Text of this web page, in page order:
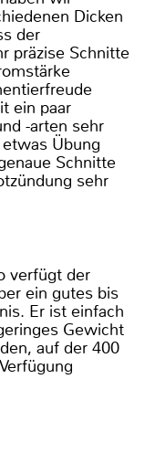
Dicken
der
präzise Schnitte
ein paar
-arten sehr
Übung
Schnitte
sehr
verfügt der
ein gutes bis
Er ist einfach
Gewicht
auf der 400